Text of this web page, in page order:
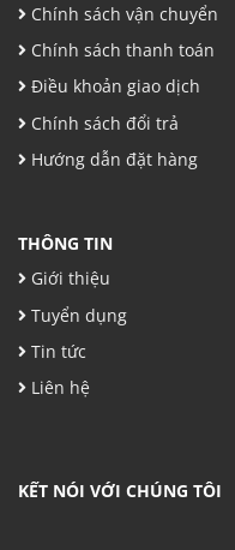
Chính sách vận chuyển
Chính sách thanh toán
Điều khoản giao dịch
Chính sách đổi trả
Hướng dẫn đặt hàng
THÔNG TIN
Giới thiệu
Tuyển dụng
Tin tức
Liên hệ
KẾT NÓI VỚI CHÚNG TÔI